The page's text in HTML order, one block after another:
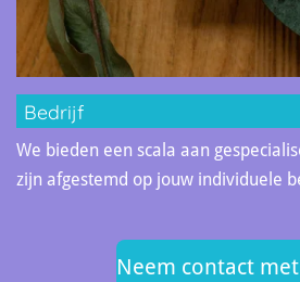
Bedrijf
We bieden een scala aan
zijn afgestemd op jouw individuele
Neem contact